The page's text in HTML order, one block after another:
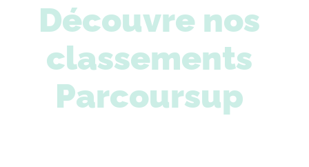
Découvre nos
classements
Parcoursup